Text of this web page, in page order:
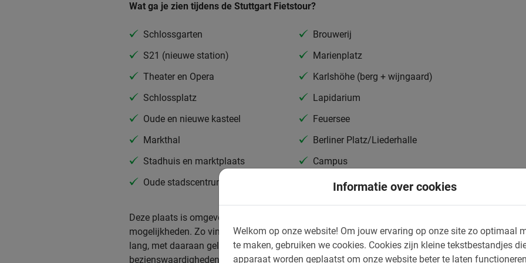
Informatie over cookies
Welkom op onze website! Om jouw ervaring op onze site zo optimaal
te maken, gebruiken we cookies. Cookies zijn kleine tekstbestandjes
apparaat worden geplaatst om onze website beter te laten
Wat ga je zien tijdens de Stuttgart Fietstour?
Schlossgarten
S21 (nieuwe station)
Theater en Opera
Schlossplatz
Oude en nieuwe kasteel
Markthal
Stadhuis en marktplaats
Oude stadscentrum
Brouwerij
Marienplatz
Karlshöhe (berg + wijngaard)
Lapidarium
Feuersee
Berliner Platz/Liederhalle
Campus
Europees kwartier
Deze plaats is omgeven door natuur en het centrum biedt tal van
mogelijkheden. Zo vind je hier een winkelstraat van maar liefst 1200 meter
lang, met daaraan gelegen vele musea, parken en andere
bezienswaardigheden. Tijdens de Stuttgart Fietstour neemt de enthousiaste